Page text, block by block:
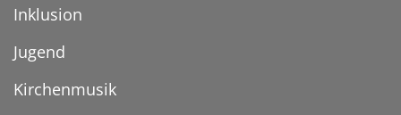
Inklusion
Jugend
Kirchenmusik